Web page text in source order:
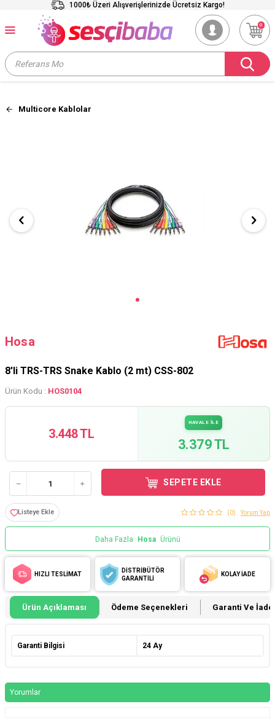
1000₺ Üzeri Alışverişlerinizde Ücretsiz Kargo!
0
Multicore Kablolar
Hosa
8'li TRS-TRS Snake Kablo (2 mt) CSS-802
Ürün Kodu : HOS0104
3.448 TL
HAVALE İLE
3.379 TL
SEPETE EKLE
Listeye Ekle (0) Yorum Yap
Daha Fazla Hosa Ürünü
HIZLI TESLİMAT
DİSTRİBÜTÖR
GARANTİLİ
KOLAY İADE
Ürün Açıklaması Ödeme Seçenekleri Garanti Ve İade
Garanti Bilgisi 24 Ay
Yorumlar